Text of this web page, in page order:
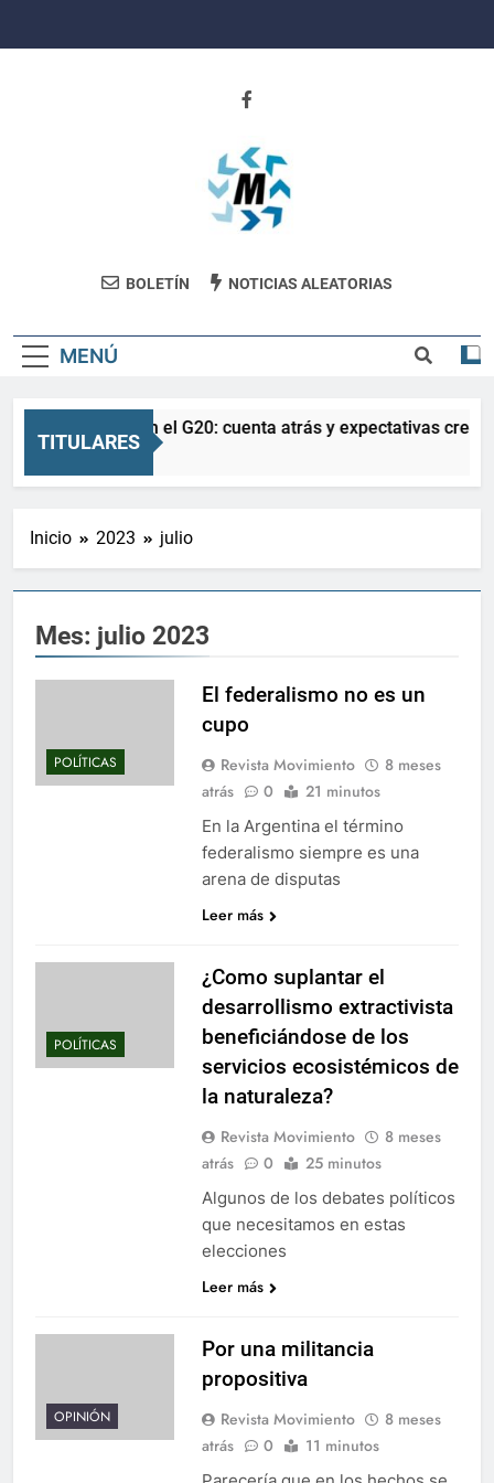
Revista
BOLETÍN NOTICIAS ALEATORIAS
MENÚ
TITULARES
La Salud en el G20: cuenta atrás y expectativas
3 Meses Atrás
Inicio 2023 julio
Mes: julio 2023
POLÍTICAS
El federalismo no es un
cupo
Revista Movimiento
8 meses
atrás
0 21 minutos
En la Argentina el término
federalismo siempre es una
arena de disputas
Leer más
POLÍTICAS
¿Como suplantar el
desarrollismo extractivista
beneficiándose de los
servicios ecosistémicos de
la naturaleza?
Revista Movimiento
8 meses
atrás
0 25 minutos
Algunos de los debates políticos
que necesitamos en estas
elecciones
Leer más
OPINIÓN
Por una militancia
propositiva
Revista Movimiento
8 meses
atrás
0 11 minutos